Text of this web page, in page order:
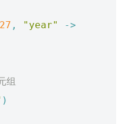
27 , "year"
->
组
)